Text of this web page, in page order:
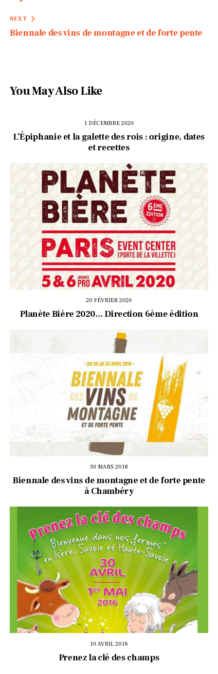
NEXT
Biennale des vins de montagne et de forte pente
You May Also Like
1 DÉCEMBRE 2020
L’Épiphanie et la galette des rois : origine, dates
et recettes
20 FÉVRIER 2020
Planète Bière 2020… Direction 6ème édition
30 MARS 2018
Biennale des vins de montagne et de forte pente
à Chambéry
10 AVRIL 2016
Prenez la clé des champs